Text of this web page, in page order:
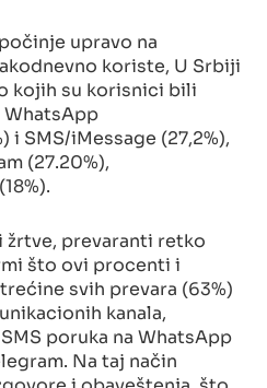
upravo na
koriste, U Srbiji
kojih su korisnici bili
i SMS/iMessage (27,2%),
(27.20%),
prevaranti retko
što ovi procenti i
svih prevara (63%)
kanala,
poruka na WhatsApp
Na taj način